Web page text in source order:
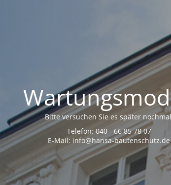
Bitte versuchen Sie es später
Telefon: 040 - 66 85 78 07
E-Mail: info@hansa-bautenschutz.de